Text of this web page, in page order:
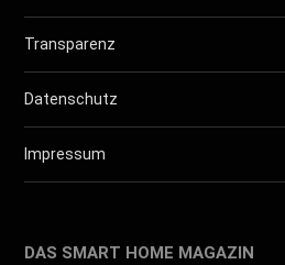
Transparenz
Datenschutz
Impressum
DAS SMART HOME MAGAZIN